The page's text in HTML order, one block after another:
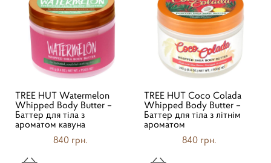
TREE HUT Watermelon
Whipped Body Butter –
Баттер для тіла з
ароматом кавуна
840 грн.
TREE HUT Coco Colada
Whipped Body Butter –
Баттер для тіла з літнім
ароматом
840 грн.